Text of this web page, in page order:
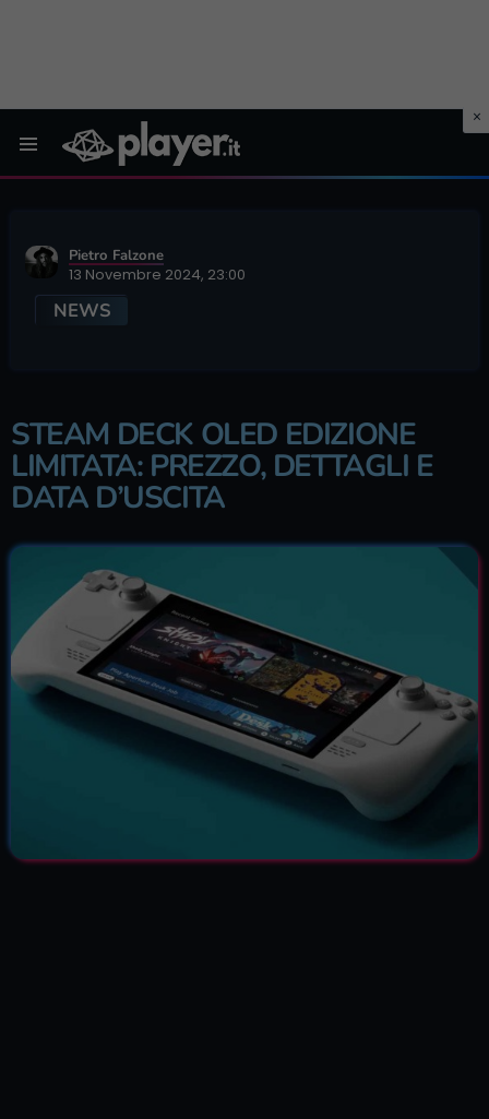
Pietro Falzone
13 Novembre 2024, 23:00
NEWS
STEAM DECK OLED EDIZIONE
LIMITATA: PREZZO, DETTAGLI E
DATA D’USCITA